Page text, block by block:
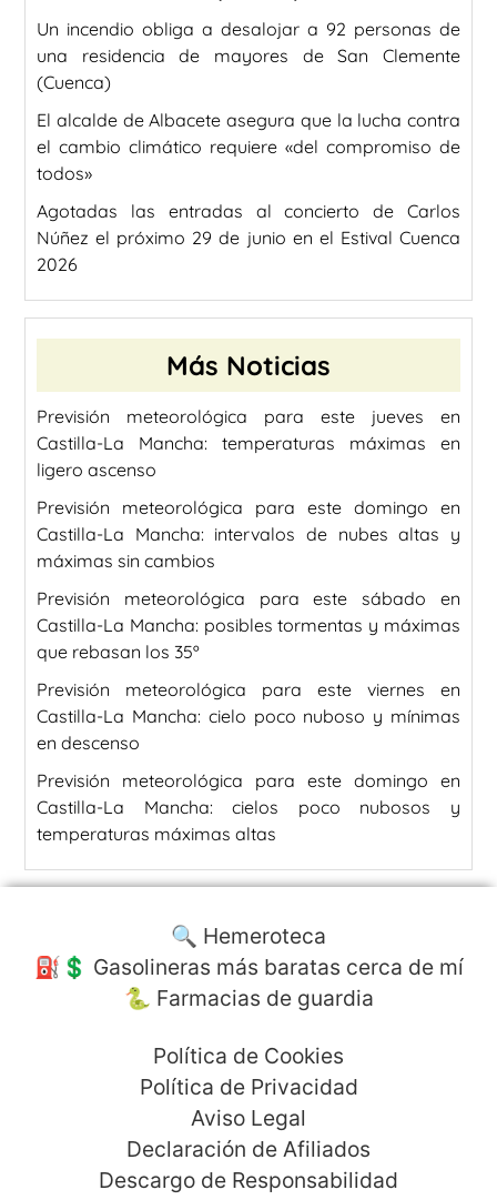
Un incendio obliga a desalojar a 92 personas de
una residencia de mayores de San Clemente
(Cuenca)
El alcalde de Albacete asegura que la lucha contra
el cambio climático requiere «del compromiso de
todos»
Agotadas las entradas al concierto de Carlos
Núñez el próximo 29 de junio en el Estival Cuenca
2026
Más Noticias
Previsión meteorológica para este jueves en
Castilla-La Mancha: temperaturas máximas en
ligero ascenso
Previsión meteorológica para este domingo en
Castilla-La Mancha: intervalos de nubes altas y
máximas sin cambios
Previsión meteorológica para este sábado en
Castilla-La Mancha: posibles tormentas y máximas
que rebasan los 35º
Previsión meteorológica para este viernes en
Castilla-La Mancha: cielo poco nuboso y mínimas
en descenso
Previsión meteorológica para este domingo en
Castilla-La Mancha: cielos poco nubosos y
temperaturas máximas altas
🔍 Hemeroteca
⛽️💲 Gasolineras más baratas cerca de mí
🐍 Farmacias de guardia
Política de Cookies
Política de Privacidad
Aviso Legal
Declaración de Afiliados
Descargo de Responsabilidad